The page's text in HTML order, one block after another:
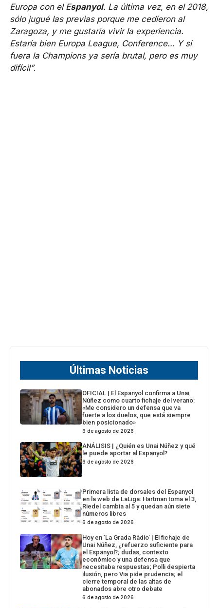
Europa con el Espanyol. La última vez, en el 2018,
sólo jugué las previas porque me cedieron al
Zaragoza, y me gustaría vivir la experiencia.
Estaría bien Europa League, Conference… Y si
fuera la Champions ya sería brutal, pero es muy
difícil”.
Últimas Noticias
OFICIAL | El Espanyol confirma a Unai
Núñez como cuarto fichaje del verano:
«Me considero un defensa que va
fuerte a los duelos, que está siempre
bien posicionado»
6 de agosto de 2026
ANÁLISIS | ¿Quién es Unai Núñez y qué
le puede aportar al Espanyol?
6 de agosto de 2026
Primera lista de dorsales del Espanyol
en la web de LaLiga: Hartman toma el 3,
Riedel cambia al 5 y quedan aún siete
números libres
6 de agosto de 2026
Hoy en ‘La Grada Ràdio’ | El fichaje de
Unai Núñez, ¿refuerzo suficiente para
el Espanyol?; dudas, contexto
económico y una defensa que
necesitaba respuestas; Polli despierta
ilusión, pero Via pide prudencia; el
cierre temporal de las altas de
abonados abre otro debate
6 de agosto de 2026